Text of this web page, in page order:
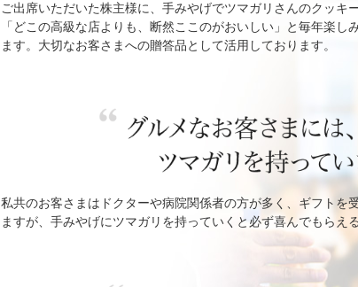
ご出席いただいた株主様に、手みやげでツマガリさんのクッキ
「どこの高級な店よりも、断然ここのがおいしい」と毎年楽
ます。大切なお客さまへの贈答品として活用しております。
私共のお客さまはドクターや病院関係者の方が多く、ギフトを
ますが、手みやげにツマガリを持っていくと必ず喜んでもらえ